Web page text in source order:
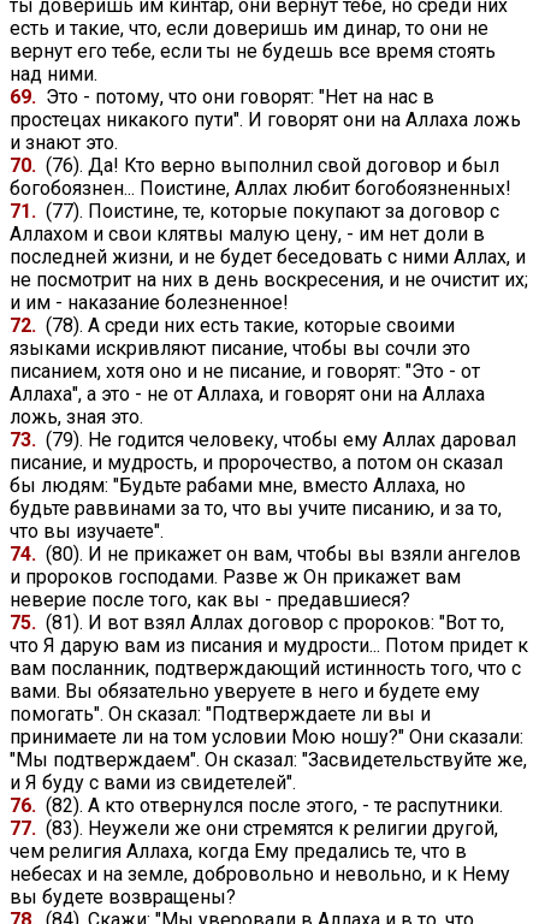
ты доверишь им кинтар, они вернут тебе, но среди них
есть и такие, что, если доверишь им динар, то они не
вернут его тебе, если ты не будешь все время стоять
над ними.
69. Это - потому, что они говорят: "Нет на нас в
простецах никакого пути". И говорят они на Аллаха ложь
и знают это.
70. (76). Да! Кто верно выполнил свой договор и был
богобоязнен... Поистине, Аллах любит богобоязненных!
71. (77). Поистине, те, которые покупают за договор с
Аллахом и свои клятвы малую цену, - им нет доли в
последней жизни, и не будет беседовать с ними Аллах, и
не посмотрит на них в день воскресения, и не очистит их;
и им - наказание болезненное!
72. (78). А среди них есть такие, которые своими
языками искривляют писание, чтобы вы сочли это
писанием, хотя оно и не писание, и говорят: "Это - от
Аллаха", а это - не от Аллаха, и говорят они на Аллаха
ложь, зная это.
73. (79). Не годится человеку, чтобы ему Аллах даровал
писание, и мудрость, и пророчество, а потом он сказал
бы людям: "Будьте рабами мне, вместо Аллаха, но
будьте раввинами за то, что вы учите писанию, и за то,
что вы изучаете".
74. (80). И не прикажет он вам, чтобы вы взяли ангелов
и пророков господами. Разве ж Он прикажет вам
неверие после того, как вы - предавшиеся?
75. (81). И вот взял Аллах договор с пророков: "Вот то,
что Я дарую вам из писания и мудрости... Потом придет к
вам посланник, подтверждающий истинность того, что с
вами. Вы обязательно уверуете в него и будете ему
помогать". Он сказал: "Подтверждаете ли вы и
принимаете ли на том условии Мою ношу?" Они сказали:
"Мы подтверждаем". Он сказал: "Засвидетельствуйте же,
и Я буду с вами из свидетелей".
76. (82). А кто отвернулся после этого, - те распутники.
77. (83). Неужели же они стремятся к религии другой,
чем религия Аллаха, когда Ему предались те, что в
небесах и на земле, добровольно и невольно, и к Нему
вы будете возвращены?
78. (84). Скажи: "Мы уверовали в Аллаха и в то, что